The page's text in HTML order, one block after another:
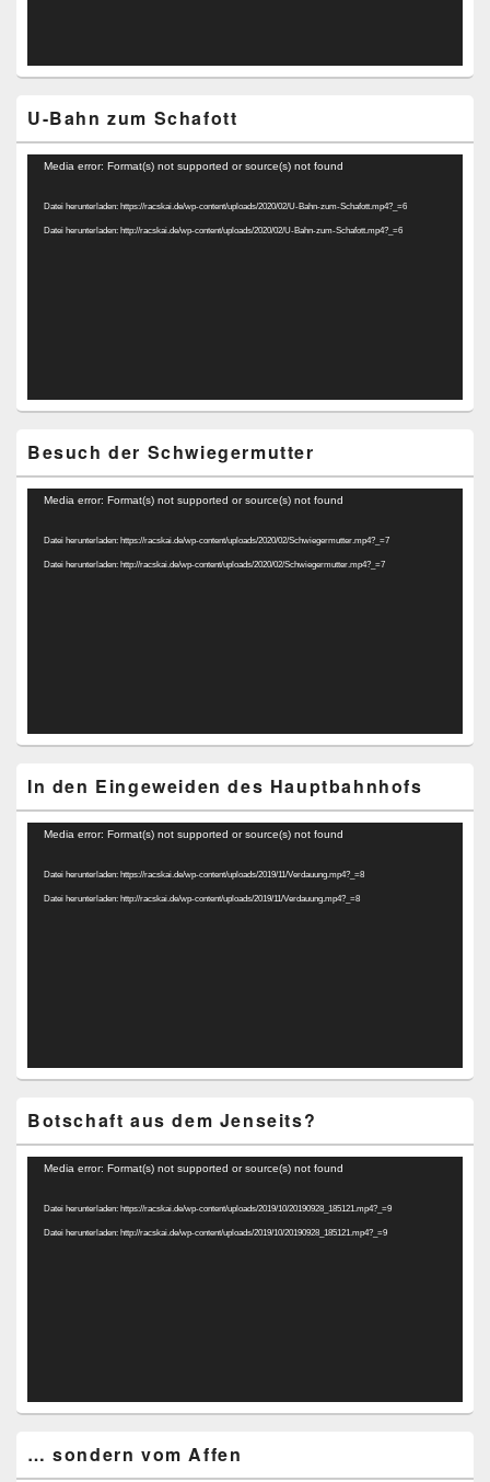
U-Bahn zum Schafott
Video-
Media error: Format(s) not supported or source(s) not found
Datei herunterladen: https://racskai.de/wp-content/uploads/2020/02/U-Bahn-zum-Schafott.mp4?_=6
Datei herunterladen: http://racskai.de/wp-content/uploads/2020/02/U-Bahn-zum-Schafott.mp4?_=6
Besuch der Schwiegermutter
Video-
Media error: Format(s) not supported or source(s) not found
Datei herunterladen: https://racskai.de/wp-content/uploads/2020/02/Schwiegermutter.mp4?_=7
Datei herunterladen: http://racskai.de/wp-content/uploads/2020/02/Schwiegermutter.mp4?_=7
In den Eingeweiden des Hauptbahnhofs
Video-
Media error: Format(s) not supported or source(s) not found
Datei herunterladen: https://racskai.de/wp-content/uploads/2019/11/Verdauung.mp4?_=8
Datei herunterladen: http://racskai.de/wp-content/uploads/2019/11/Verdauung.mp4?_=8
Botschaft aus dem Jenseits?
Video-
Media error: Format(s) not supported or source(s) not found
Datei herunterladen: https://racskai.de/wp-content/uploads/2019/10/20190928_185121.mp4?_=9
Datei herunterladen: http://racskai.de/wp-content/uploads/2019/10/20190928_185121.mp4?_=9
… sondern vom Affen